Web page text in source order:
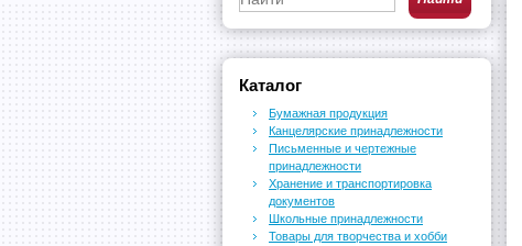
Каталог
Бумажная продукция
Канцелярские принадлежности
Письменные и чертежные
принадлежности
Хранение и транспортировка
документов
Школьные принадлежности
Товары для творчества и хобби